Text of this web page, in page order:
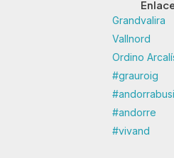
Grandvalira
Vallnord
Ordino
#grauroig
#andorre
#vivand